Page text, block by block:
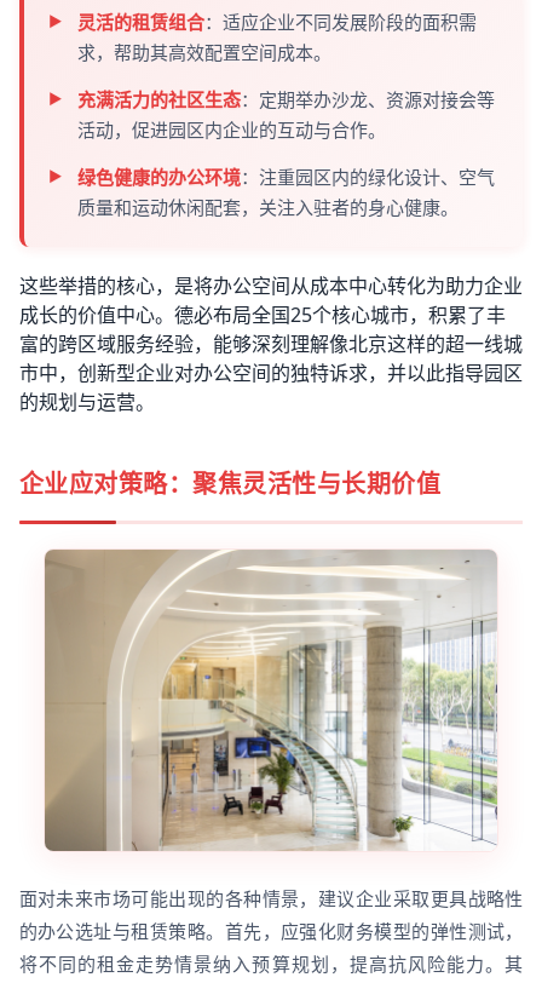
灵活的租赁组合：适应企业不同发展阶段的面积需
求，帮助其高效配置空间成本。
充满活力的社区生态：定期举办沙龙、资源对接会等
活动，促进园区内企业的互动与合作。
绿色健康的办公环境：注重园区内的绿化设计、空气
质量和运动休闲配套，关注入驻者的身心健康。
这些举措的核心，是将办公空间从成本中心转化为助力企业
成长的价值中心。德必布局全国25个核心城市，积累了丰
富的跨区域服务经验，能够深刻理解像北京这样的超一线城
市中，创新型企业对办公空间的独特诉求，并以此指导园区
的规划与运营。
企业应对策略：聚焦灵活性与长期价值
面对未来市场可能出现的各种情景，建议企业采取更具战略性
的办公选址与租赁策略。首先，应强化财务模型的弹性测试，
将不同的租金走势情景纳入预算规划，提高抗风险能力。其